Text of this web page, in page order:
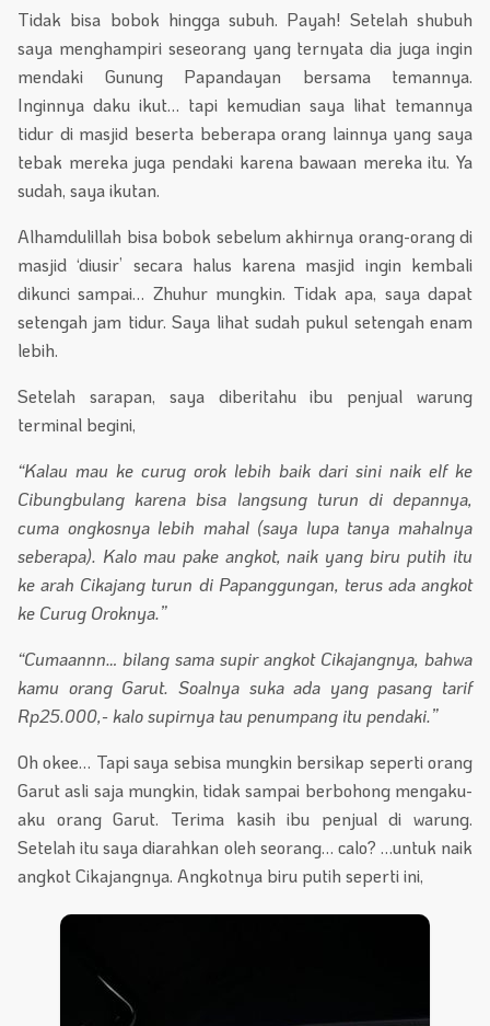
Tidak bisa bobok hingga subuh. Payah! Setelah shubuh
saya menghampiri seseorang yang ternyata dia juga ingin
mendaki Gunung Papandayan bersama temannya.
Inginnya daku ikut… tapi kemudian saya lihat temannya
tidur di masjid beserta beberapa orang lainnya yang saya
tebak mereka juga pendaki karena bawaan mereka itu. Ya
sudah, saya ikutan.
Alhamdulillah bisa bobok sebelum akhirnya orang-orang di
masjid ‘diusir’ secara halus karena masjid ingin kembali
dikunci sampai… Zhuhur mungkin. Tidak apa, saya dapat
setengah jam tidur. Saya lihat sudah pukul setengah enam
lebih.
Setelah sarapan, saya diberitahu ibu penjual warung
terminal begini,
“Kalau mau ke curug orok lebih baik dari sini naik elf ke
Cibungbulang karena bisa langsung turun di depannya,
cuma ongkosnya lebih mahal (saya lupa tanya mahalnya
seberapa). Kalo mau pake angkot, naik yang biru putih itu
ke arah Cikajang turun di Papanggungan, terus ada angkot
ke Curug Oroknya.”
“Cumaannn… bilang sama supir angkot Cikajangnya, bahwa
kamu orang Garut. Soalnya suka ada yang pasang tarif
Rp25.000,- kalo supirnya tau penumpang itu pendaki.”
Oh okee… Tapi saya sebisa mungkin bersikap seperti orang
Garut asli saja mungkin, tidak sampai berbohong mengaku-
aku orang Garut. Terima kasih ibu penjual di warung.
Setelah itu saya diarahkan oleh seorang… calo? …untuk naik
angkot Cikajangnya. Angkotnya biru putih seperti ini,